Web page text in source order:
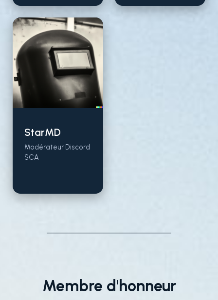
StarMD
Modérateur Discord
SCA
Membre d'honneur